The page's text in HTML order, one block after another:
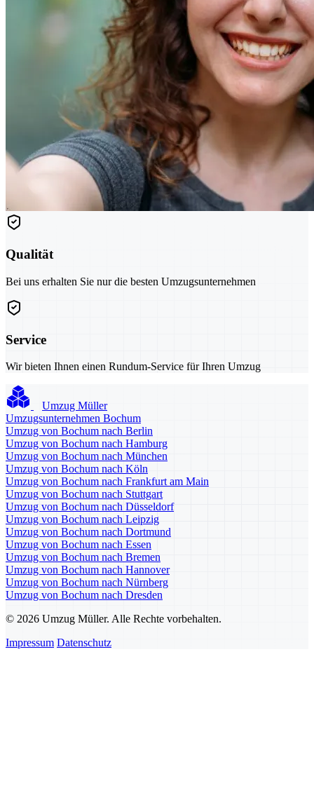
Qualität
Bei uns erhalten Sie nur die besten Umzugsunternehmen
Service
Wir bieten Ihnen einen Rundum-Service für Ihren Umzug
Umzug Müller
Umzugsunternehmen Bochum
Umzug von Bochum nach Berlin
Umzug von Bochum nach Hamburg
Umzug von Bochum nach München
Umzug von Bochum nach Köln
Umzug von Bochum nach Frankfurt am Main
Umzug von Bochum nach Stuttgart
Umzug von Bochum nach Düsseldorf
Umzug von Bochum nach Leipzig
Umzug von Bochum nach Dortmund
Umzug von Bochum nach Essen
Umzug von Bochum nach Bremen
Umzug von Bochum nach Hannover
Umzug von Bochum nach Nürnberg
Umzug von Bochum nach Dresden
© 2026 Umzug Müller. Alle Rechte vorbehalten.
Impressum Datenschutz